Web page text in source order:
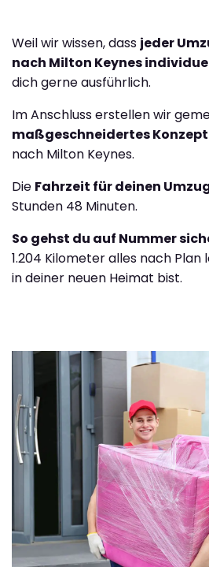
Weil wir wissen, dass jeder
nach Milton Keynes
dich gerne ausführlich.
Im Anschluss erstellen wir
maßgeschneidertes Konzept
nach Milton Keynes.
Die Fahrzeit für deinen
Stunden 48 Minuten.
So gehst du auf Nummer
1.204 Kilometer alles nach
in deiner neuen Heimat bist.